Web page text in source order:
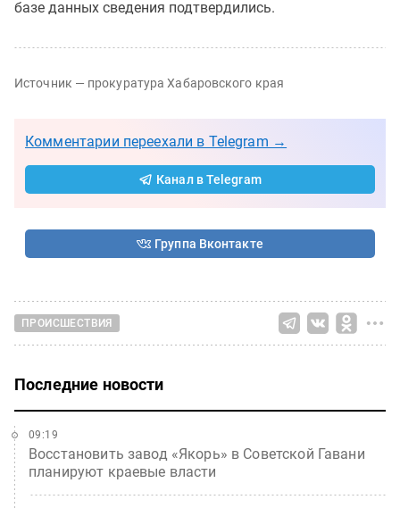
базе данных сведения подтвердились.
Источник — прокуратура Хабаровского края
Комментарии переехали в Telegram →
Канал в Telegram
Группа Вконтакте
ПРОИСШЕСТВИЯ
Последние новости
Восстановить завод «Якорь» в Советской Гавани
планируют краевые власти
09:19